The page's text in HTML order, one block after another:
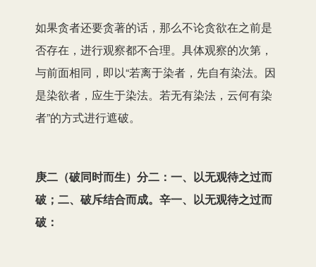
如果贪者还要贪著的话，那么不论贪欲在之前是
否存在，进行观察都不合理。具体观察的次第，
与前面相同，即以“若离于染者，先自有染法。因
是染欲者，应生于染法。若无有染法，云何有染
者”的方式进行遮破。
庚二（破同时而生）分二：一、以无观待之过而
破；二、破斥结合而成。辛一、以无观待之过而
破：